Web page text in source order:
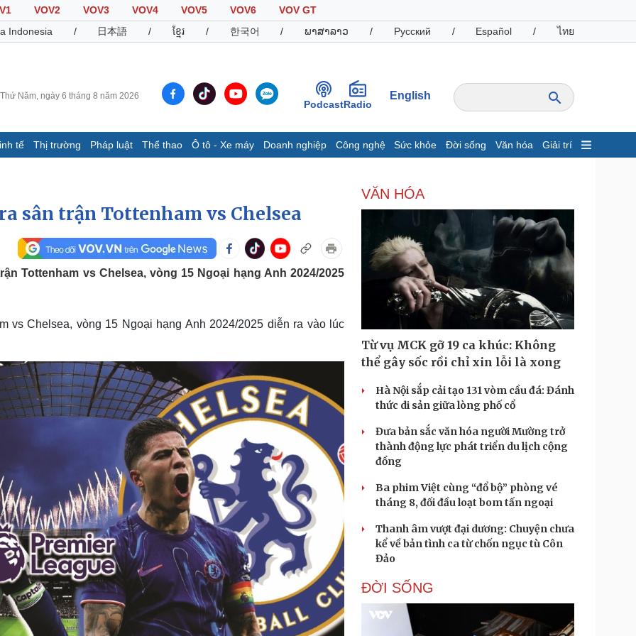
VOV2 VOV3 VOV4 VOV5 VOV6
VOV GT
Indonesia / 日本語 / ខ្មែរ / 한국어 / ພາສາລາວ / Русский / Español / ไทย
Thứ Năm, ngày 6 tháng 8 năm 2026
PodcastRadio
English
tế Thị trường Pháp luật Thể thao Ô tô - Xe máy Doanh nghiệp Công nghệ Sức khỏe Đời sống Văn hóa Giải trí
Cuộc sống đó đây
Hồ sơ
Ảnh
E-Magazine
Infographic
Bất động sản
Khởi nghiệp
Tiêu dùng
Tỷ giá
Chứng khoán
Giá cà phê
Lịch thi đấu bóng đá
Hậu trường
Xe máy
Thông tin doanh nghiệp
Doanh nghiệp 24h
Doanh nhân
Vì cộng đồng
Công nghệ
Sành điệu
Trải nghiệm
Chuyển đổi số
Văn hóa
Sân khấu - Điện ảnh
Giải trí
Nghệ sĩ
Thời trang
Sao Việt
Du lịch
Tư vấn
check-in
Podcast
Câu chuyện thời sự
Đọc truyện đêm khuya
Cửa sổ tình yêu
sân trận Tottenham vs Chelsea
Tottenham vs Chelsea, vòng 15 Ngoại hạng Anh 2024/2025
vs Chelsea, vòng 15 Ngoại hạng Anh 2024/2025 diễn ra vào lúc
VĂN HÓA
Từ vụ MCK gỡ 19 ca khúc: Không
thể gây sốc rồi chỉ xin lỗi là xong
Hà Nội sắp cải tạo 131 vòm cầu đá: Đánh
thức di sản giữa lòng phố cổ
Đưa bản sắc văn hóa người Mường trở
thành động lực phát triển du lịch cộng
đồng
Ba phim Việt cùng “đổ bộ” phòng vé
tháng 8, đối đầu loạt bom tấn ngoại
Thanh âm vượt đại dương: Chuyện chưa
kể về bản tình ca từ chốn ngục tù Côn
Đảo
ĐỜI SỐNG